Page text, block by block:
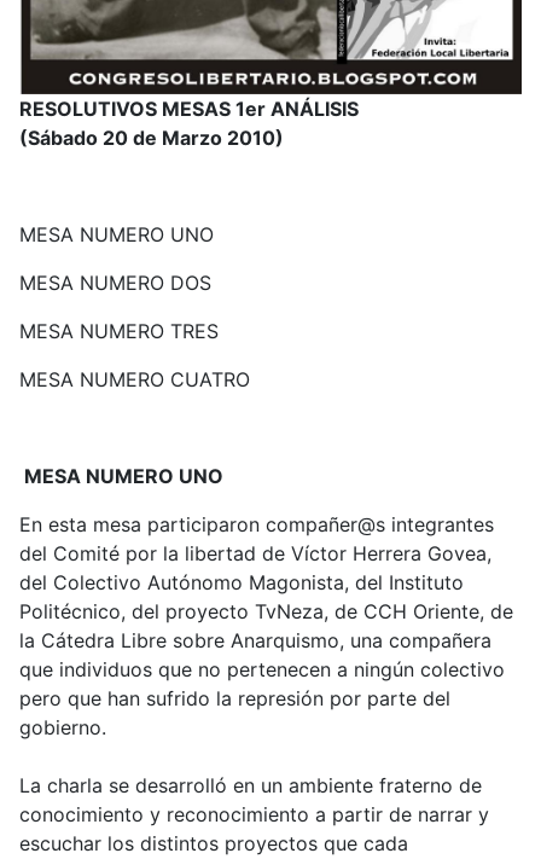
RESOLUTIVOS MESAS 1er ANÁLISIS
(Sábado 20 de Marzo 2010)
MESA NUMERO UNO
MESA NUMERO DOS
MESA NUMERO TRES
MESA NUMERO CUATRO
MESA NUMERO UNO
En esta mesa participaron compañer@s integrantes
del Comité por la libertad de Víctor Herrera Govea,
del Colectivo Autónomo Magonista, del Instituto
Politécnico, del proyecto TvNeza, de CCH Oriente, de
la Cátedra Libre sobre Anarquismo, una compañera
que individuos que no pertenecen a ningún colectivo
pero que han sufrido la represión por parte del
gobierno.
La charla se desarrolló en un ambiente fraterno de
conocimiento y reconocimiento a partir de narrar y
escuchar los distintos proyectos que cada